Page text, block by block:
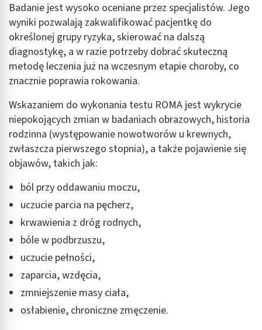
Badanie jest wysoko oceniane przez specjalistów. Jego
wyniki pozwalają zakwalifikować pacjentkę do
określonej grupy ryzyka, skierować na dalszą
diagnostykę, a w razie potrzeby dobrać skuteczną
metodę leczenia już na wczesnym etapie choroby, co
znacznie poprawia rokowania.
Wskazaniem do wykonania testu ROMA jest wykrycie
niepokojących zmian w badaniach obrazowych, historia
rodzinna (występowanie nowotworów u krewnych,
zwłaszcza pierwszego stopnia), a także pojawienie się
objawów, takich jak:
ból przy oddawaniu moczu,
uczucie parcia na pęcherz,
krwawienia z dróg rodnych,
bóle w podbrzuszu,
uczucie pełności,
zaparcia, wzdęcia,
zmniejszenie masy ciała,
osłabienie, chroniczne zmęczenie.